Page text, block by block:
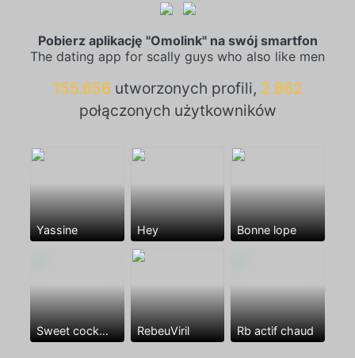
Pobierz aplikację "Omolink" na swój smartfon
The dating app for scally guys who also like men
155.656 utworzonych profili, 2.862
połączonych użytkowników
Yassine Hey Bonne lope
Sweet cock😘🍆🍆🍆❤️ RebeuViril Rb actif chaud